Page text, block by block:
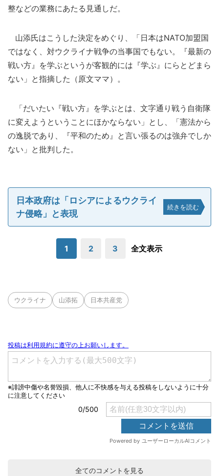
整などの業務にあたる見通しだ。
山添氏はこうした決定をめぐり、「日本はNATO加盟国
ではなく、対ウクライナ戦争の当事国でもない。『最新の
戦い方』を学ぶというが客観的には『学ぶ』にらとどまら
ない」と指摘した（原文ママ）。
「だいたい『戦い方』を学ぶとは、文字通り戦う自衛隊
に変えようということにほかならない」とし、「憲法から
の逸脱であり、『平和のため』と言い張るのは強弁でしか
ない」と批判した。
日本政府は「ロシアによるウクライ
ナ侵略」と表現
続きを読む
1 2 3 全文表示
ウクライナ 山添拓 日本共産党
全てのコメントを見る